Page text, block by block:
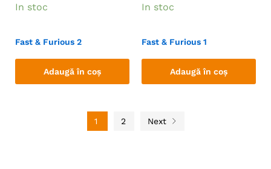
In stoc
Fast & Furious 2
Adaugă în coș
In stoc
Fast & Furious 1
Adaugă în coș
1 2 Next